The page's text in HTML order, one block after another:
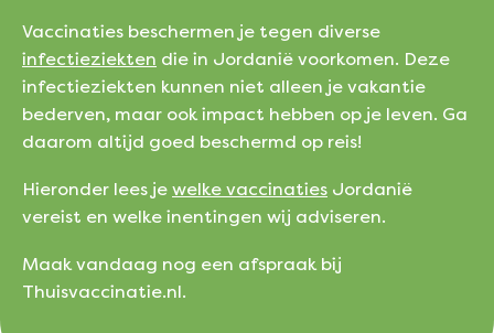
Vaccinaties beschermen je tegen diverse
infectieziekten die in Jordanië voorkomen. Deze
infectieziekten kunnen niet alleen je vakantie
bederven, maar ook impact hebben op je leven. Ga
daarom altijd goed beschermd op reis!
Hieronder lees jewelke vaccinaties Jordanië
vereist en welke inentingen wij adviseren.
Maak vandaag nog een afspraak bij
Thuisvaccinatie.nl.